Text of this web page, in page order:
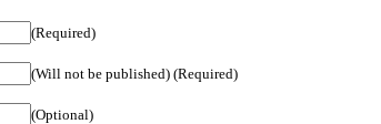
(Required)
(Will not be published) (Required)
(Optional)